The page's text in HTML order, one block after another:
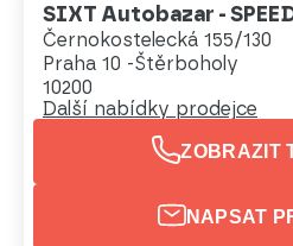
SIXT Autobazar -
Černokostelecká 155/130
Praha 10 -Štěrboholy
10200
Další nabídky prodejce
ZOBRAZIT
NAPSAT